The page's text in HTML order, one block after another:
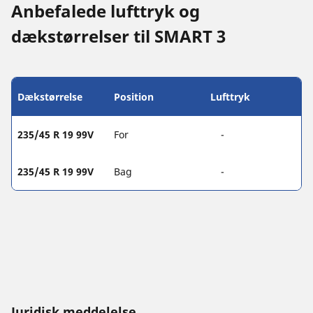
Anbefalede lufttryk og
dækstørrelser til SMART 3
Dækstørrelse Position Lufttryk
235/45 R 19 99V For -
235/45 R 19 99V Bag -